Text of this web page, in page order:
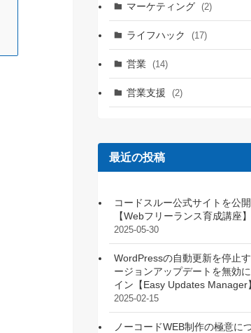
マーケティング (2)
ライフハック (17)
営業 (14)
営業支援 (2)
最近の投稿
コードスルー公式サイトを公
【Webフリーランス育成講座】
2025-05-30
WordPressの自動更新を停止
ージョンアップデートを無効
イン【Easy Updates Manager
2025-02-15
ノーコードWEB制作の極意に